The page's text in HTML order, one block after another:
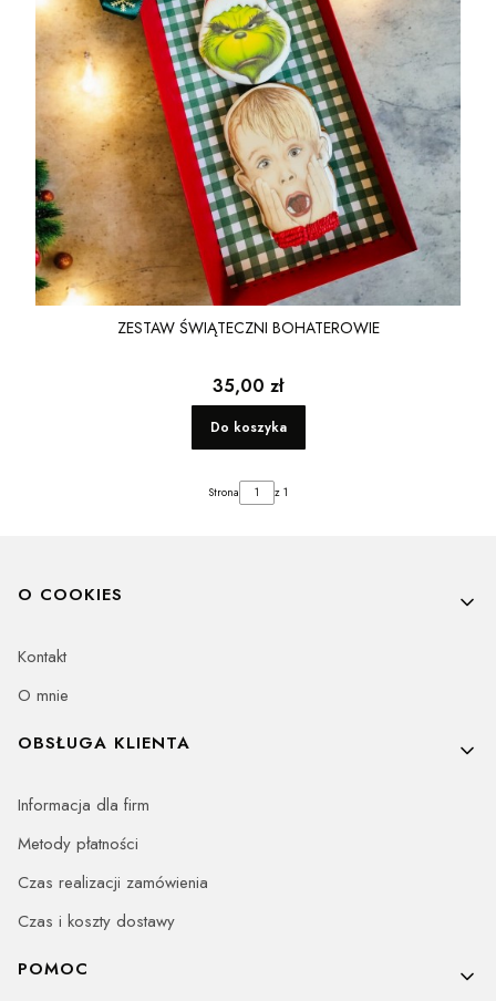
ZESTAW ŚWIĄTECZNI BOHATEROWIE
Cena
35,00 zł
Do koszyka
Strona z 1
Linki w stopce
O COOKIES
Kontakt
O mnie
OBSŁUGA KLIENTA
Informacja dla firm
Metody płatności
Czas realizacji zamówienia
Czas i koszty dostawy
POMOC